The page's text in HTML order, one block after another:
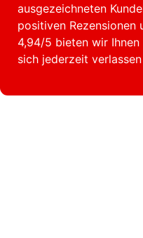
ausgezeichneten
positiven Rezensionen
4,94/5 bieten wir
sich jederzeit